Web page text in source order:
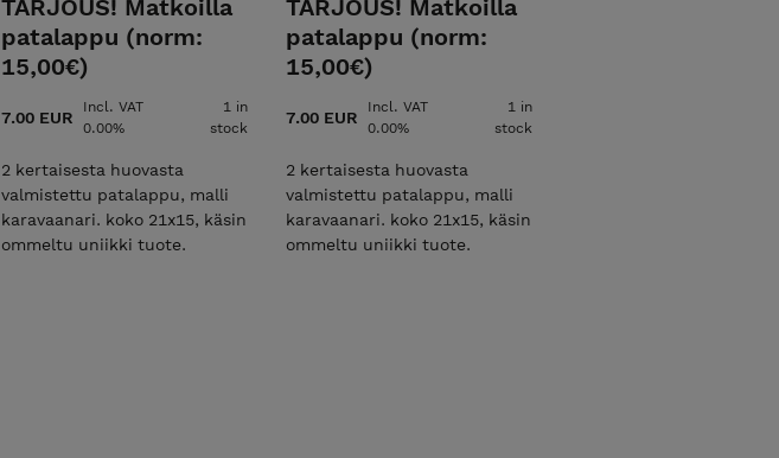
TARJOUS! Matkoilla
patalappu (norm:
15,00€)
7.00 EUR
Incl. VAT
0.00%
1 in
stock
2 kertaisesta huovasta
valmistettu patalappu, malli
karavaanari. koko 21x15, käsin
ommeltu uniikki tuote.
TARJOUS! Matkoilla
patalappu (norm:
15,00€)
7.00 EUR
Incl. VAT
0.00%
1 in
stock
2 kertaisesta huovasta
valmistettu patalappu, malli
karavaanari. koko 21x15, käsin
ommeltu uniikki tuote.